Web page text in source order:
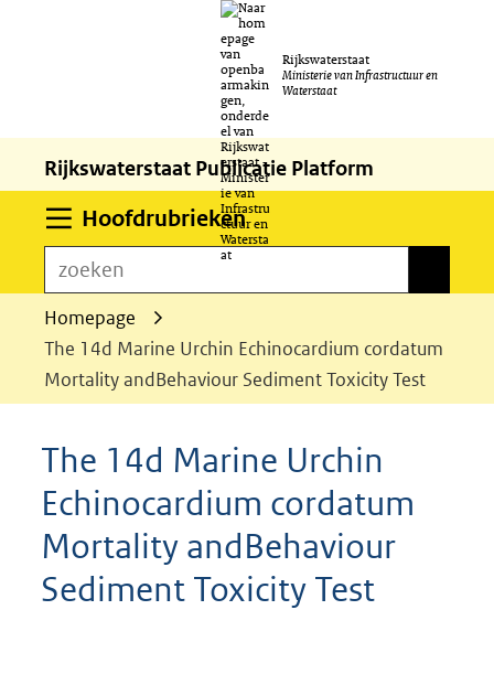
naar
de
inhoud
Rijkswaterstaat
Ministerie van Infrastructuur en
Waterstaat
Rijkswaterstaat Publicatie Platform
HoofdrubriekenUitklappen
zoeken
Homepage
The 14d Marine Urchin Echinocardium cordatum
Mortality andBehaviour Sediment Toxicity Test
The 14d Marine Urchin
Echinocardium cordatum
Mortality andBehaviour
Sediment Toxicity Test